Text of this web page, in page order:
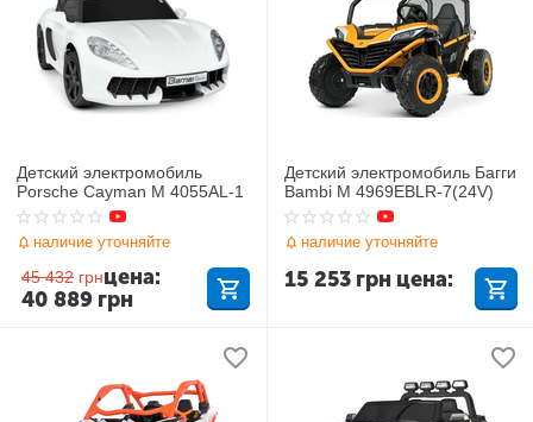
Детский электромобиль
Porsche Cayman M 4055AL-1
наличие уточняйте
45 432 грн
40 889 грн
цена:
Детский электромобиль Багги
Bambi M 4969EBLR-7(24V)
наличие уточняйте
15 253 грн цена: